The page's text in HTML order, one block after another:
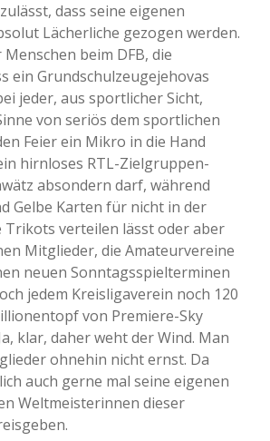
dass seine eigenen
Lächerliche gezogen werden.
beim DFB, die
ein Grundschulzeugejehovas
jeder, aus sportlicher Sicht,
von seriös dem sportlichen
Feier ein Mikro in die Hand
hirnloses RTL-Zielgruppen-
absondern darf, während
Gelbe Karten für nicht in der
Trikots verteilen lässt oder aber
Mitglieder, die Amateurvereine
neuen Sonntagsspielterminen
jedem Kreisligaverein noch 120
von Premiere-Sky
klar, daher weht der Wind. Man
ohnehin nicht ernst. Da
auch gerne mal seine eigenen
Weltmeisterinnen dieser